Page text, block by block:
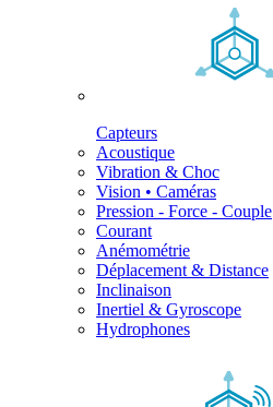
Capteurs
Acoustique
Vibration & Choc
Vision • Caméras
Pression - Force - Couple
Courant
Anémométrie
Déplacement & Distance
Inclinaison
Inertiel & Gyroscope
Hydrophones